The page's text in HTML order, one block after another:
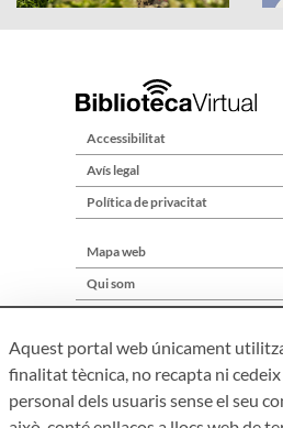
Accessibilitat
Avís legal
Política de privacitat
Mapa web
Qui som
Aquest portal web únicament
finalitat tècnica, no recapta ni
personal dels usuaris sense el seu